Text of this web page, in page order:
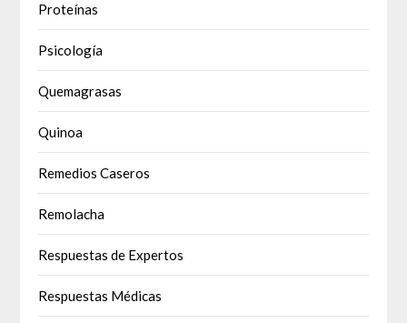
Proteínas
Psicología
Quemagrasas
Quinoa
Remedios Caseros
Remolacha
Respuestas de Expertos
Respuestas Médicas